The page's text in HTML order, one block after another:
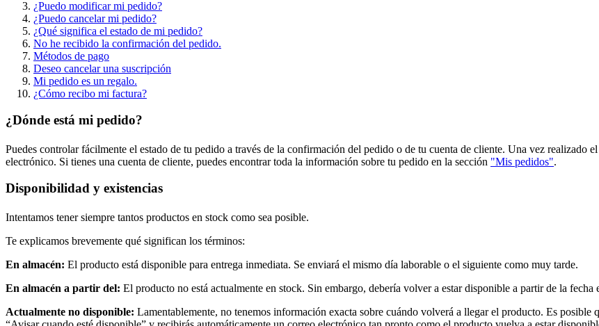
¿Puedo modificar mi pedido?
¿Puedo cancelar mi pedido?
¿Qué significa el estado de mi pedido?
No he recibido la confirmación del pedido.
Métodos de pago
Deseo cancelar una suscripción
Mi pedido es un regalo.
¿Cómo recibo mi factura?
¿Dónde está mi pedido?
Puedes controlar fácilmente el estado de tu pedido a través de la confirmación del pedido o de tu cuenta de cliente. Una vez realizado
electrónico. Si tienes una cuenta de cliente, puedes encontrar toda la información sobre tu pedido en la sección "Mis pedidos".
Disponibilidad y existencias
Intentamos tener siempre tantos productos en stock como sea posible.
Te explicamos brevemente qué significan los términos:
En almacén: El producto está disponible para entrega inmediata. Se enviará el mismo día laborable o el siguiente como muy tarde.
En almacén a partir del: El producto no está actualmente en stock. Sin embargo, debería volver a estar disponible a partir de la fecha
Actualmente no disponible: Lamentablemente, no tenemos información exacta sobre cuándo volverá a llegar el producto. Es posible